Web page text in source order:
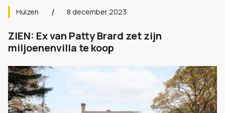
Huizen 8 december 2023
ZIEN: Ex van Patty Brard zet zijn
miljoenenvilla te koop